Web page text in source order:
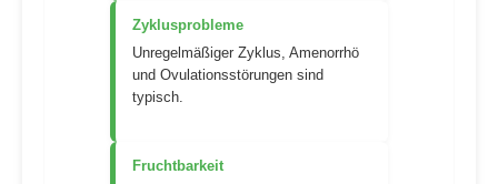
Zyklusprobleme
Unregelmäßiger Zyklus, Amenorrhö
und Ovulationsstörungen sind
typisch.
Fruchtbarkeit